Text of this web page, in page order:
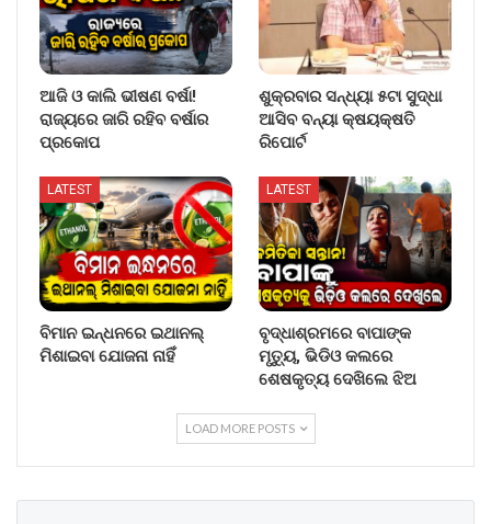
ଆଜି ଓ କାଲି ଭୀଷଣ ବର୍ଷା!
ରାଜ୍ୟରେ ଜାରି ରହିବ ବର୍ଷାର
ପ୍ରକୋପ
ଶୁକ୍ରବାର ସନ୍ଧ୍ୟା ୫ଟା ସୁଦ୍ଧା
ଆସିବ ବନ୍ୟା କ୍ଷୟକ୍ଷତି
ରିପୋର୍ଟ
LATEST
ବିମାନ ଇନ୍ଧନରେ ଇଥାନଲ୍
ମିଶାଇବା ଯୋଜନା ନାହିଁ
LATEST
ବୃଦ୍ଧାଶ୍ରମରେ ବାପାଙ୍କ
ମୃତ୍ୟୁ, ଭିଡିଓ କଲରେ
ଶେଷକୃତ୍ୟ ଦେଖିଲେ ଝିଅ
LOAD MORE POSTS